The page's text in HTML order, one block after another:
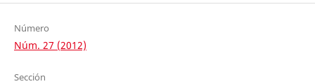
Número
Núm. 27 (2012)
Sección